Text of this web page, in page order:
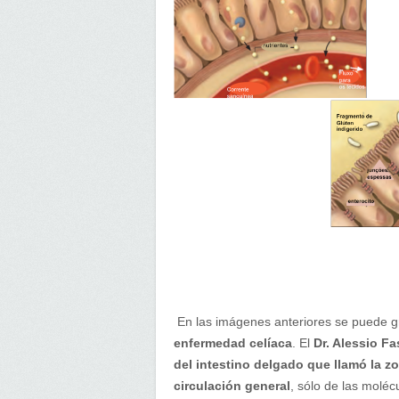
En las imágenes anteriores se puede
enfermedad celíaca . El Dr. Alessio
del intestino delgado que llamó la
circulación general , sólo de las